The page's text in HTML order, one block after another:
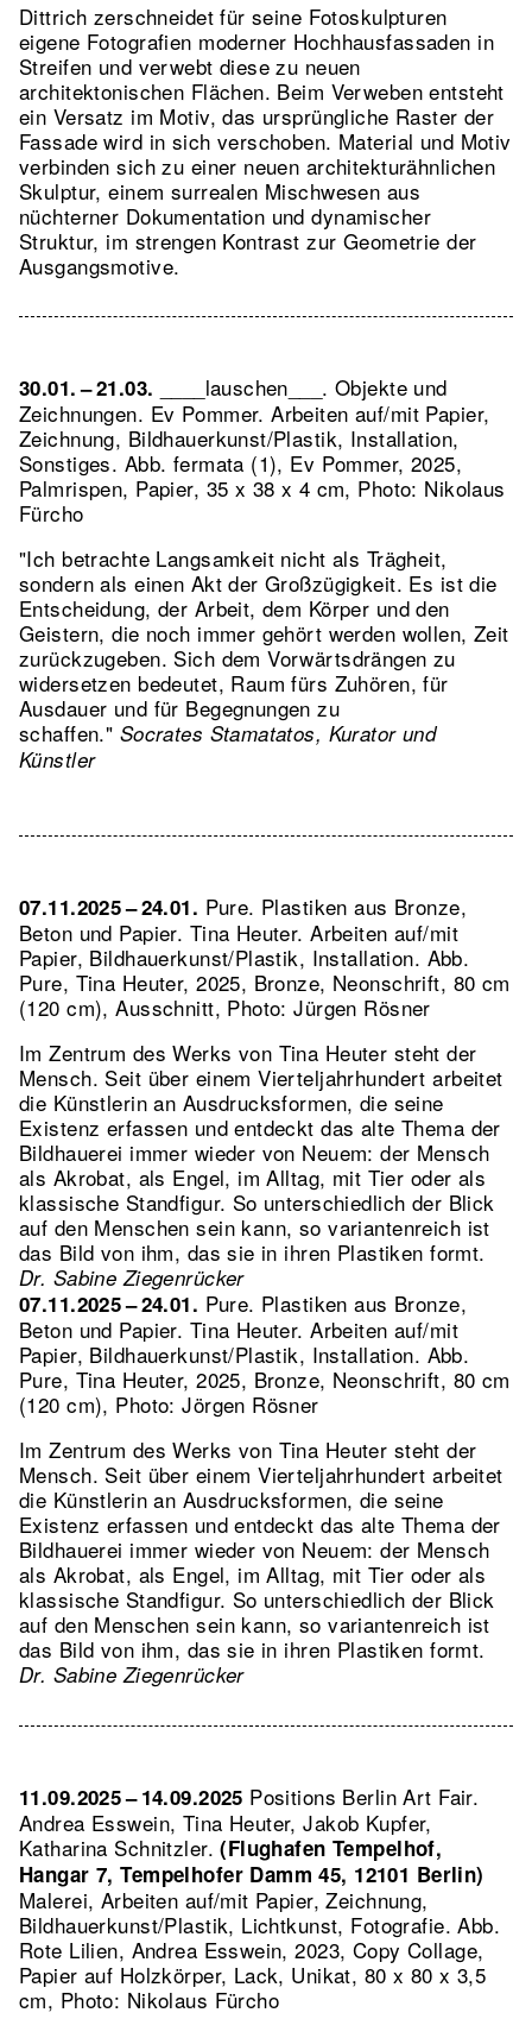
Dittrich zerschneidet für seine Fotoskulpturen
eigene Fotografien moderner Hochhausfassaden in
Streifen und verwebt diese zu neuen
architektonischen Flächen. Beim Verweben entsteht
ein Versatz im Motiv, das ursprüngliche Raster der
Fassade wird in sich verschoben. Material und Motiv
verbinden sich zu einer neuen architekturähnlichen
Skulptur, einem surrealen Mischwesen aus
nüchterner Dokumentation und dynamischer
Struktur, im strengen Kontrast zur Geometrie der
Ausgangsmotive.
30.01. – 21.03.
____lauschen___. Objekte und
Zeichnungen. Ev Pommer. Arbeiten auf/mit Papier,
Zeichnung, Bildhauerkunst/Plastik, Installation,
Sonstiges. Abb. fermata (1), Ev Pommer, 2025,
Palmrispen, Papier, 35 x 38 x 4 cm, Photo: Nikolaus
Fürcho
"Ich betrachte Langsamkeit nicht als Trägheit,
sondern als einen Akt der Großzügigkeit. Es ist die
Entscheidung, der Arbeit, dem Körper und den
Geistern, die noch immer gehört werden wollen, Zeit
zurückzugeben. Sich dem Vorwärtsdrängen zu
widersetzen bedeutet, Raum fürs Zuhören, für
Ausdauer und für Begegnungen zu
schaffen." Socrates Stamatatos, Kurator und
Künstler
07.11.2025 – 24.01. Pure. Plastiken aus Bronze,
Beton und Papier. Tina Heuter. Arbeiten auf/mit
Papier, Bildhauerkunst/Plastik, Installation. Abb.
Pure, Tina Heuter, 2025, Bronze, Neonschrift, 80 cm
(120 cm), Ausschnitt, Photo: Jürgen Rösner
Im Zentrum des Werks von Tina Heuter steht der
Mensch. Seit über einem Vierteljahrhundert arbeitet
die Künstlerin an Ausdrucksformen, die seine
Existenz erfassen und entdeckt das alte Thema der
Bildhauerei immer wieder von Neuem: der Mensch
als Akrobat, als Engel, im Alltag, mit Tier oder als
klassische Standfigur. So unterschiedlich der Blick
auf den Menschen sein kann, so variantenreich ist
das Bild von ihm, das sie in ihren Plastiken formt.
Dr. Sabine Ziegenrücker
07.11.2025 – 24.01. Pure. Plastiken aus Bronze,
Beton und Papier. Tina Heuter. Arbeiten auf/mit
Papier, Bildhauerkunst/Plastik, Installation. Abb.
Pure, Tina Heuter, 2025, Bronze, Neonschrift, 80 cm
(120 cm), Photo: Jörgen Rösner
Im Zentrum des Werks von Tina Heuter steht der
Mensch. Seit über einem Vierteljahrhundert arbeitet
die Künstlerin an Ausdrucksformen, die seine
Existenz erfassen und entdeckt das alte Thema der
Bildhauerei immer wieder von Neuem: der Mensch
als Akrobat, als Engel, im Alltag, mit Tier oder als
klassische Standfigur. So unterschiedlich der Blick
auf den Menschen sein kann, so variantenreich ist
das Bild von ihm, das sie in ihren Plastiken formt.
Dr. Sabine Ziegenrücker
11.09.2025 – 14.09.2025 Positions Berlin Art Fair.
Andrea Esswein, Tina Heuter, Jakob Kupfer,
Katharina Schnitzler.(Flughafen Tempelhof,
Hangar 7, Tempelhofer Damm 45, 12101 Berlin)
Malerei, Arbeiten auf/mit Papier, Zeichnung,
Bildhauerkunst/Plastik, Lichtkunst, Fotografie.Abb.
Rote Lilien, Andrea Esswein, 2023, Copy Collage,
Papier auf Holzkörper, Lack, Unikat, 80 x 80 x 3,5
cm, Photo: Nikolaus Fürcho